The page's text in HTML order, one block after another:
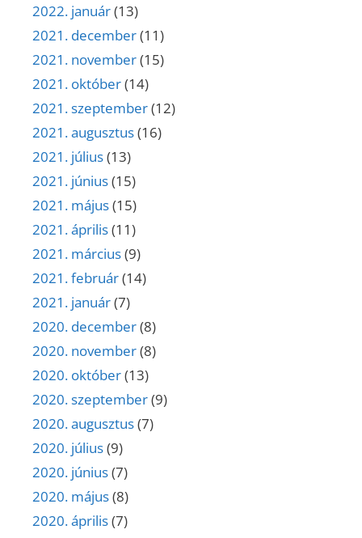
2022. január(13)
2021. december(11)
2021. november(15)
2021. október(14)
2021. szeptember(12)
2021. augusztus(16)
2021. július(13)
2021. június(15)
2021. május(15)
2021. április(11)
2021. március(9)
2021. február(14)
2021. január(7)
2020. december(8)
2020. november(8)
2020. október(13)
2020. szeptember(9)
2020. augusztus(7)
2020. július(9)
2020. június(7)
2020. május(8)
2020. április(7)